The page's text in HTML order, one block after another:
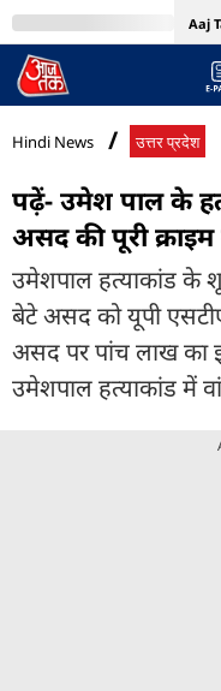
Aaj
MumbaiTak
Hindi News उत्तर प्रदेश
पढ़ें- उमेश पाल के
असद की पूरी
उमेशपाल हत्याकांड के
बेटे असद को यूपी
असद पर पांच लाख का
उमेशपाल हत्याकांड में